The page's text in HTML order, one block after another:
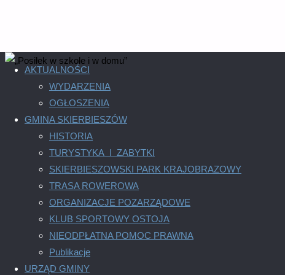
AKTUALNOŚCI
WYDARZENIA
OGŁOSZENIA
GMINA SKIERBIESZÓW
HISTORIA
TURYSTYKA I ZABYTKI
SKIERBIESZOWSKI PARK KRAJOBRAZOWY
TRASA ROWEROWA
ORGANIZACJE POZARZĄDOWE
KLUB SPORTOWY OSTOJA
NIEODPŁATNA POMOC PRAWNA
Publikacje
URZĄD GMINY
„Posiłek w szkole i w domu”
10 kwietnia, 202510 kwietnia, 2025
Realizacja rządowego programu „ Dofinansowanie
uchwały Nr 62 Rady Ministrów z dnia 19 czerwca 2024r. ( M.P. z